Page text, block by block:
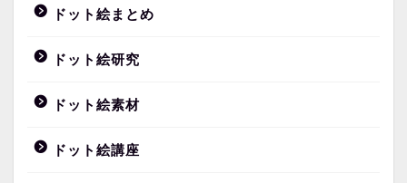
ドット絵まとめ
ドット絵研究
ドット絵素材
ドット絵講座